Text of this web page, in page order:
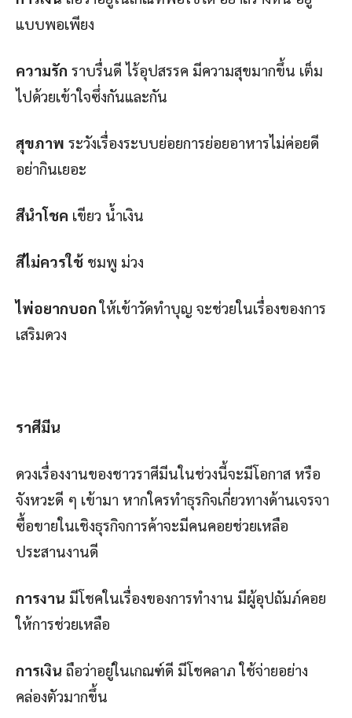
แบบพอเพียง
ความรัก ราบรื่นดี ไร้อุปสรรค มีความสุขมากขึ้น เต็ม
ไปด้วยเข้าใจซึ่งกันและกัน
สุขภาพ ระวังเรื่องระบบย่อยการย่อยอาหารไม่ค่อยดี
อย่ากินเยอะ
สีนำโชค เขียว น้ำเงิน
สีไม่ควรใช้ ชมพู ม่วง
ไพ่อยากบอกให้เข้าวัดทำบุญ จะช่วยในเรื่องของการ
เสริมดวง
ราศีมีน
ดวงเรื่องงานของชาวราศีมีนในช่วงนี้จะมีโอกาส หรือ
จังหวะดี ๆ เข้ามา หากใครทำธุรกิจเกี่ยวทางด้านเจรจา
ซื้อขายในเชิงธุรกิจการค้าจะมีคนคอยช่วยเหลือ
ประสานงานดี
การงาน มีโชคในเรื่องของการทำงาน มีผู้อุปถัมภ์คอย
ให้การช่วยเหลือ
การเงิน ถือว่าอยู่ในเกณฑ์ดี มีโชคลาภ ใช้จ่ายอย่าง
คล่องตัวมากขึ้น